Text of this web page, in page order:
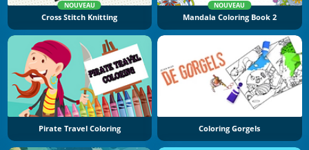
NOUVEAU
Cross Stitch Knitting
NOUVEAU
Mandala Coloring Book 2
Pirate Travel Coloring Coloring Gorgels